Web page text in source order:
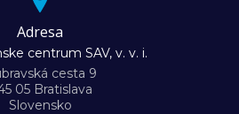
Adresa
centrum SAV, v. v. i.
cesta 9
05 Bratislava
Slovensko